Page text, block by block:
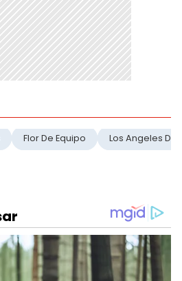
Flor De Equipo Los Angeles De